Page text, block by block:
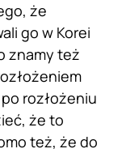
że
go w Korei
znamy też
rozłożeniu
że to
też, że do